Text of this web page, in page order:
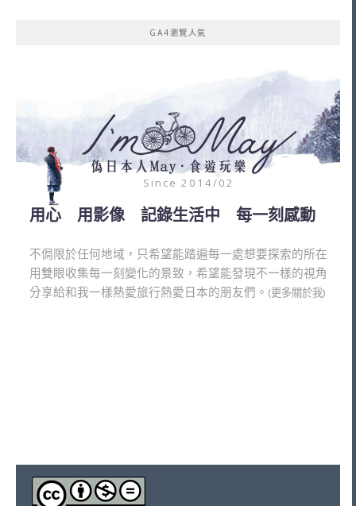
GA4瀏覽人氣
Since 2014/02
用心 用影像 記錄生活中 每一刻感動
不侷限於任何地域，只希望能踏遍每一處想要探索的所在
用雙眼收集每一刻變化的景致，希望能發現不一樣的視角
分享給和我一樣熱愛旅行熱愛日本的朋友們。 (更多關於我)